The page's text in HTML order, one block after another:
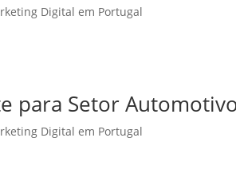
Digital em Portugal
para Setor
Digital em Portugal